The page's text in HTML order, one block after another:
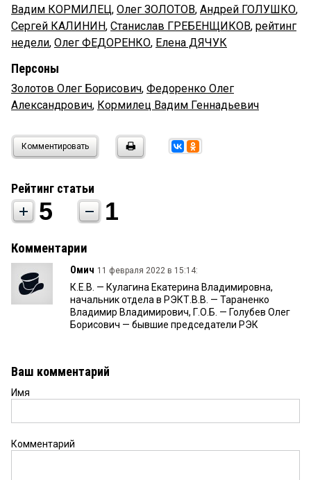
Вадим КОРМИЛЕЦ, Олег ЗОЛОТОВ, Андрей ГОЛУШКО,
Сергей КАЛИНИН, Станислав ГРЕБЕНЩИКОВ, рейтинг
недели, Олег ФЕДОРЕНКО, Елена ДЯЧУК
Персоны
Золотов Олег Борисович, Федоренко Олег
Александрович, Кормилец Вадим Геннадьевич
Комментировать
Рейтинг статьи
5 1
Комментарии
Омич 11 февраля 2022 в 15:14:
К.Е.В. — Кулагина Екатерина Владимировна,
начальник отдела в РЭКТ.В.В. — Тараненко
Владимир Владимирович, Г.О.Б. — Голубев Олег
Борисович — бывшие председатели РЭК
Ваш комментарий
Имя
Комментарий